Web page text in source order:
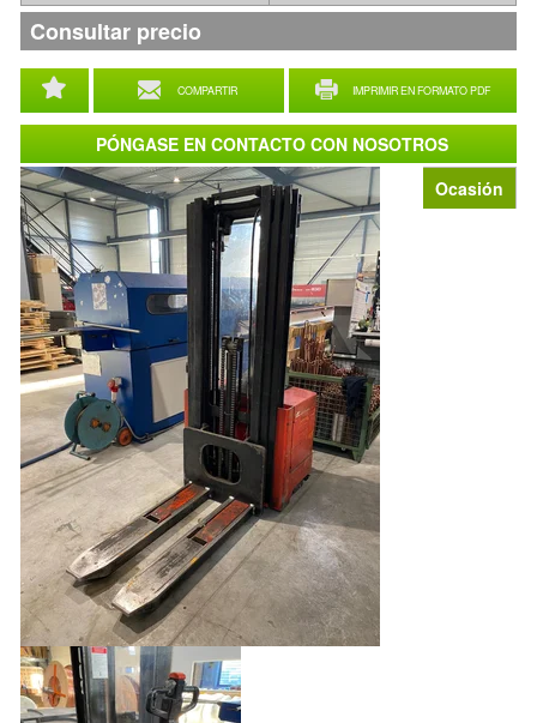
Ocasión
COMPARTIR IMPRIMIR EN FORMATO PDF
Consultar precio
PÓNGASE EN CONTACTO CON NOSOTROS